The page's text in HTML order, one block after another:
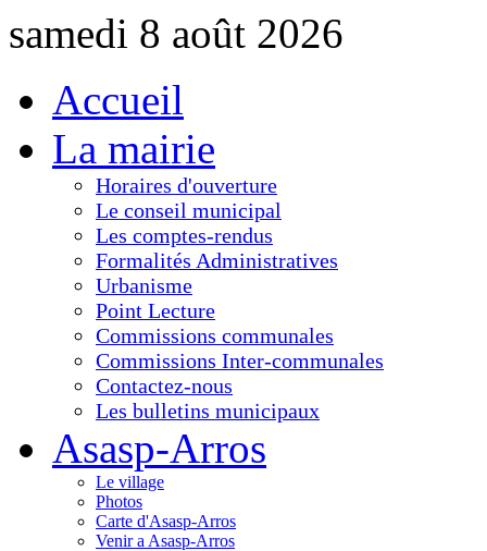
samedi 8 août 2026
Accueil
La mairie
Horaires d'ouverture
Le conseil municipal
Les comptes-rendus
Formalités Administratives
Urbanisme
Point Lecture
Commissions communales
Commissions Inter-communales
Contactez-nous
Les bulletins municipaux
Asasp-Arros
Le village
Photos
Carte d'Asasp-Arros
Venir a Asasp-Arros